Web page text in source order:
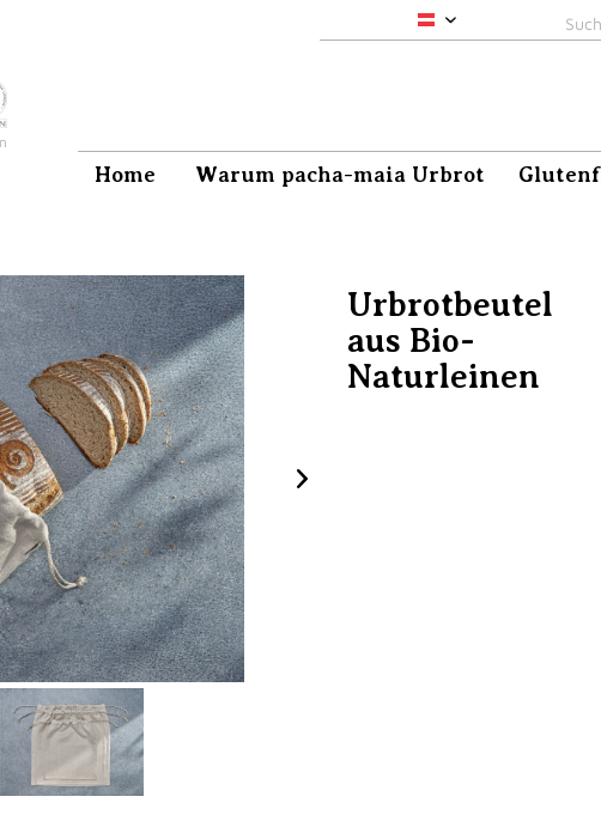
pacha-maia
Home Warum pacha-maia Urbrot
Urbrotbeutel
aus Bio-
Naturleinen